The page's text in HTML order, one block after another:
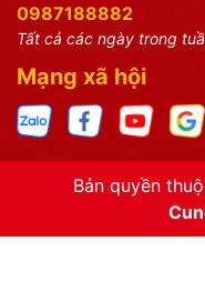
0987188882
Tất cả các ngày trong
Mạng xã hội
Bản quyền